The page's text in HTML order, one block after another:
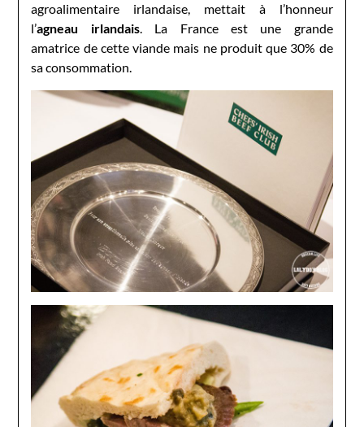
agroalimentaire irlandaise, mettait à l’honneur
l’agneau irlandais. La France est une grande
amatrice de cette viande mais ne produit que 30% de
sa consommation.